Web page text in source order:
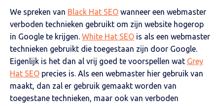
We spreken van Black Hat SEO wanneer een webmaster
verboden technieken gebruikt om zijn website hogerop
in Google te krijgen. White Hat SEO is als een webmaster
technieken gebruikt die toegestaan zijn door Google.
Eigenlijk is het dan al vrij goed te voorspellen wat Grey
Hat SEO precies is. Als een webmaster hier gebruik van
maakt, dan zal er gebruik gemaakt worden van
toegestane technieken, maar ook van verboden